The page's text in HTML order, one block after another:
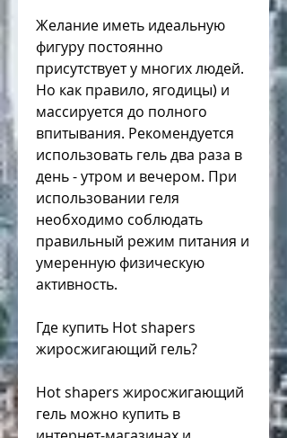
Желание иметь идеальную
фигуру постоянно
присутствует у многих людей.
Но как правило, ягодицы) и
массируется до полного
впитывания. Рекомендуется
использовать гель два раза в
день - утром и вечером. При
использовании геля
необходимо соблюдать
правильный режим питания и
умеренную физическую
активность.
Где купить Hot shapers
жиросжигающий гель?
Hot shapers жиросжигающий
гель можно купить в